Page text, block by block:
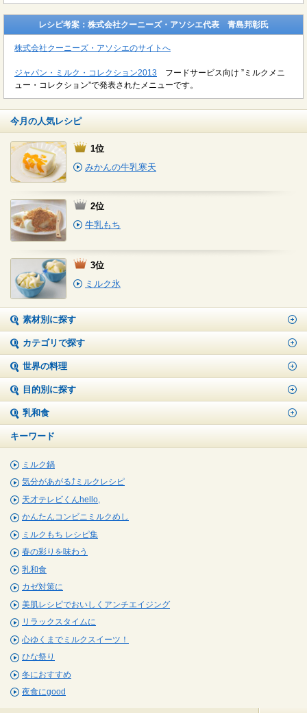
レシピ考案：株式会社クーニーズ・アソシエ代表 青島邦彰氏
株式会社クーニーズ・アソシエのサイトへ
ジャパン・ミルク・コレクション2013 フードサービス向け ”ミルクメニ
ュー・コレクション”で発表されたメニューです。
今月の人気レシピ
1位
みかんの牛乳寒天
2位
牛乳もち
3位
ミルク氷
素材別に探す
カテゴリで探す
世界の料理
目的別に探す
乳和食
キーワード
ミルク鍋
気分があがる⤴ミルクレシピ
天才テレビくんhello,
かんたんコンビニミルクめし
ミルクもち レシピ集
春の彩りを味わう
乳和食
カゼ対策に
美肌レシピでおいしくアンチエイジング
リラックスタイムに
心ゆくまでミルクスイーツ！
ひな祭り
冬におすすめ
夜食にgood